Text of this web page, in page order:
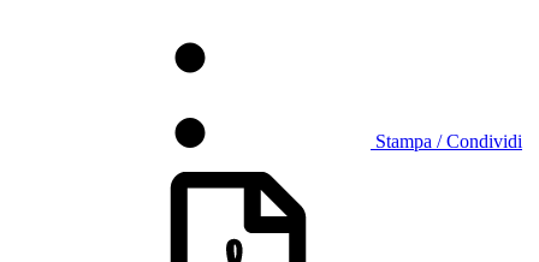
Stampa / Condividi